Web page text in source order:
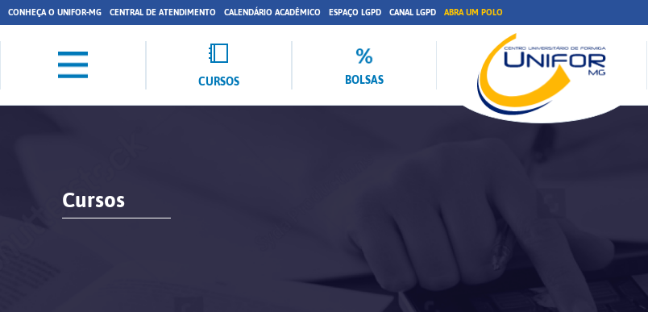
CONHEÇA O UNIFOR-MG CENTRAL DE ATENDIMENTO CALENDÁRIO ACADÊMICO ESPAÇO LGPD CANAL LGPD ABRA UM POLO
CURSOS BOLSAS
Cursos